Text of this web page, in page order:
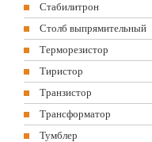
Стабилитрон
Столб выпрямительный
Терморезистор
Тиристор
Транзистор
Трансформатор
Тумблер